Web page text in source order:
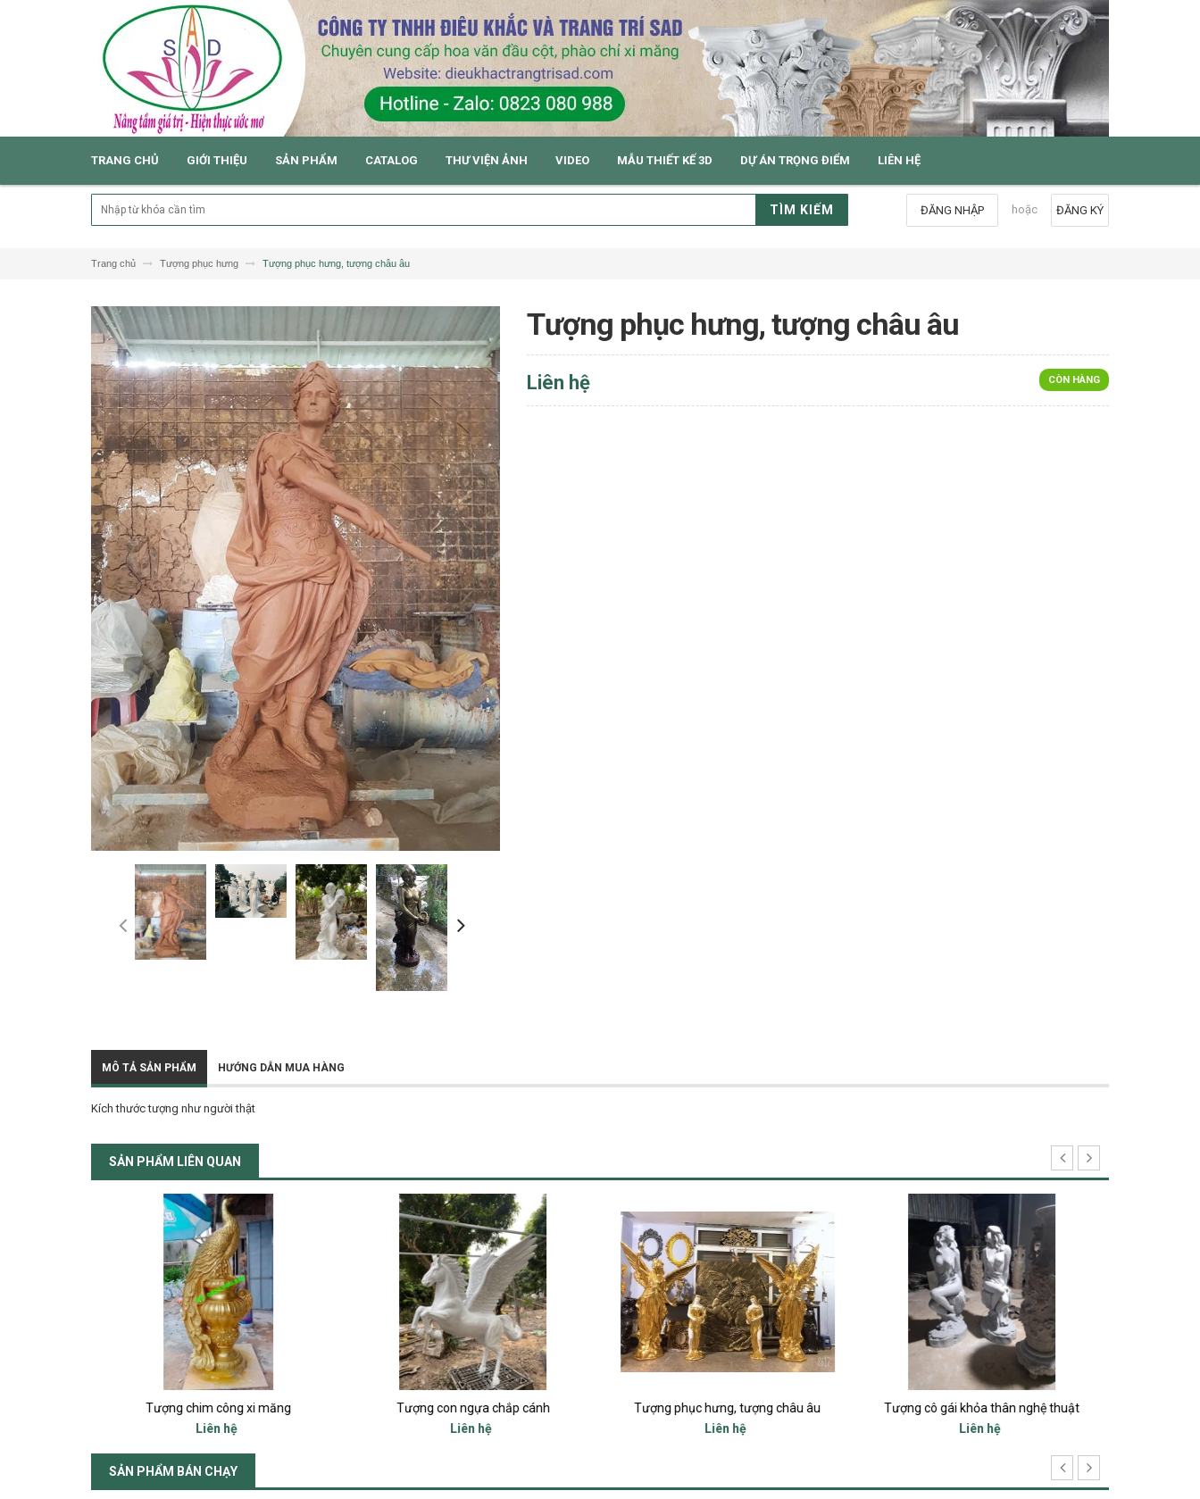
TRANG CHỦ GIỚI THIỆU SẢN PHẨM CATALOG THƯ VIỆN ẢNH VIDEO MẪU THIẾT KẾ 3D DỰ ÁN TRỌNG ĐIỂM LIÊN HỆ
TÌM KIẾM ĐĂNG KÝ
hoặc
ĐĂNG NHẬP
Trang chủ Tượng phục hưng Tượng phục hưng, tượng châu âu
Tượng phục hưng, tượng châu âu
CÒN HÀNG
Liên hệ
MÔ TẢ SẢN PHẨM HƯỚNG DẪN MUA HÀNG
Kích thước tượng như người thật
SẢN PHẨM LIÊN QUAN
Tượng chim công xi măng
Liên hệ
Tượng con ngựa chắp cánh
Liên hệ
Tượng phục hưng, tượng châu âu
Liên hệ
Tượng cô gái khỏa thân nghệ thuật
Liên hệ
SẢN PHẨM BÁN CHẠY